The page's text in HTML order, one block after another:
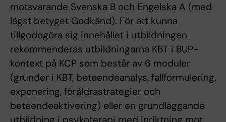
motsvarande Svenska B och Engelska A (med
lägst betyget Godkänd). För att kunna
tillgodogöra sig innehållet i utbildningen
rekommenderas utbildningarna KBT i BUP-
kontext på KCP som består av 6 moduler
(grunder i KBT, beteendeanalys, fallformulering,
exponering, föräldrastrategier och
beteendeaktivering) eller en grundläggande